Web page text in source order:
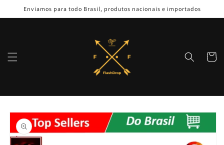
para o
conteúdo
Enviamos para todo Brasil, produtos nacionais e importados
informações
do produto